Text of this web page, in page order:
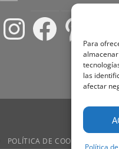
Para
las
afectar
InstagramFacebookPinterest
POLÍTICA DE COOKIES